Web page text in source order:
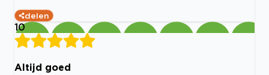
delen
10
Altijd goed